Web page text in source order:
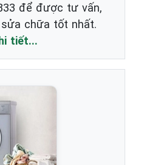
để được tư vấn,
chữa tốt nhất.
tiết...